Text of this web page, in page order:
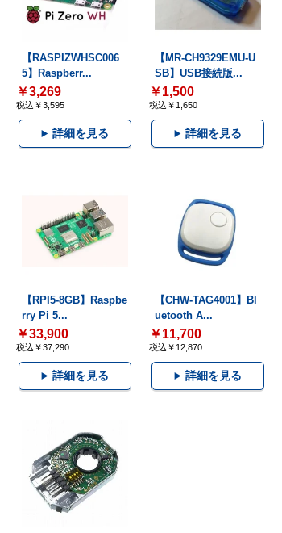
【RASPIZWHSC006
5】Raspberr...
￥3,269
税込￥3,595
詳細を見る
【MR-CH9329EMU-U
SB】USB接続版...
￥1,500
税込￥1,650
詳細を見る
【RPI5-8GB】Raspbe
rry Pi 5...
￥33,900
税込￥37,290
詳細を見る
【CHW-TAG4001】Bl
uetooth A...
￥11,700
税込￥12,870
詳細を見る